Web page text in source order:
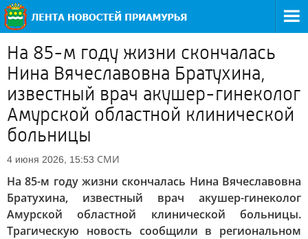
На 85-м году жизни скончалась
Нина Вячеславовна Братухина,
известный врач акушер-гинеколог
Амурской областной клинической
больницы
4 июня 2026, 15:53 СМИ
На 85-м году жизни скончалась Нина Вячеславовна
Братухина, известный врач акушер-гинеколог
Амурской областной клинической больницы.
Трагическую новость сообщили в региональном